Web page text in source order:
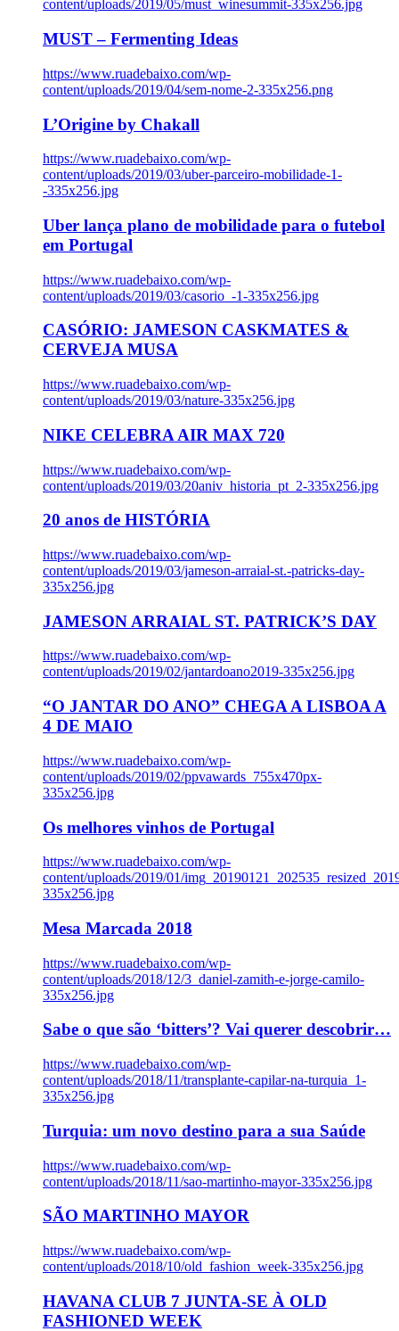
content/uploads/2019/05/must_winesummit-335x256.jpg
MUST – Fermenting Ideas
https://www.ruadebaixo.com/wp-
content/uploads/2019/04/sem-nome-2-335x256.png
L’Origine by Chakall
https://www.ruadebaixo.com/wp-
content/uploads/2019/03/uber-parceiro-mobilidade-1-
-335x256.jpg
Uber lança plano de mobilidade para o futebol
em Portugal
https://www.ruadebaixo.com/wp-
content/uploads/2019/03/casorio_-1-335x256.jpg
CASÓRIO: JAMESON CASKMATES &
CERVEJA MUSA
https://www.ruadebaixo.com/wp-
content/uploads/2019/03/nature-335x256.jpg
NIKE CELEBRA AIR MAX 720
https://www.ruadebaixo.com/wp-
content/uploads/2019/03/20aniv_historia_pt_2-335x256.jpg
20 anos de HISTÓRIA
https://www.ruadebaixo.com/wp-
content/uploads/2019/03/jameson-arraial-st.-patricks-day-
335x256.jpg
JAMESON ARRAIAL ST. PATRICK’S DAY
https://www.ruadebaixo.com/wp-
content/uploads/2019/02/jantardoano2019-335x256.jpg
“O JANTAR DO ANO” CHEGA A LISBOA A
4 DE MAIO
https://www.ruadebaixo.com/wp-
content/uploads/2019/02/ppvawards_755x470px-
335x256.jpg
Os melhores vinhos de Portugal
https://www.ruadebaixo.com/wp-
content/uploads/2019/01/
335x256.jpg
Mesa Marcada 2018
https://www.ruadebaixo.com/wp-
content/uploads/2018/12/3_daniel-zamith-e-jorge-camilo-
335x256.jpg
Sabe o que são ‘bitters’? Vai querer descobrir…
https://www.ruadebaixo.com/wp-
content/uploads/2018/11/transplante-capilar-na-turquia_1-
335x256.jpg
Turquia: um novo destino para a sua Saúde
https://www.ruadebaixo.com/wp-
content/uploads/2018/11/sao-martinho-mayor-335x256.jpg
SÃO MARTINHO MAYOR
https://www.ruadebaixo.com/wp-
content/uploads/2018/10/old_fashion_week-335x256.jpg
HAVANA CLUB 7 JUNTA-SE À OLD
FASHIONED WEEK